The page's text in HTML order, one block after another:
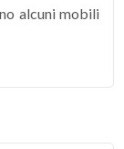
alcuni mobili